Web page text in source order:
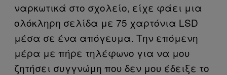
ναρκωτικά στο σχολείο, είχε φάει μια
ολόκληρη σελίδα με 75 χαρτόνια LSD
μέσα σε ένα απόγευμα. Την επόμενη
μέρα με πήρε τηλέφωνο για να μου
ζητήσει συγγνώμη που δεν μου έδειξε το